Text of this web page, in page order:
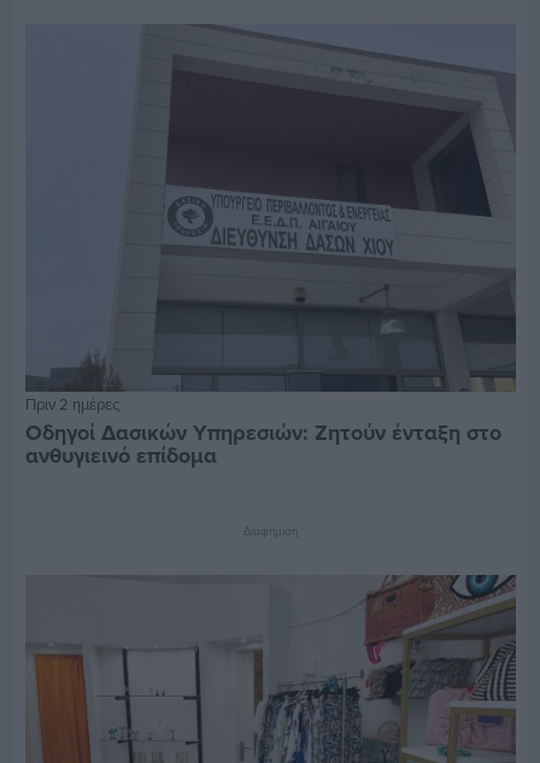
Πριν 2 ημέρες
Οδηγοί Δασικών Υπηρεσιών: Ζητούν ένταξη στο
ανθυγιεινό επίδομα
Διαφήμιση